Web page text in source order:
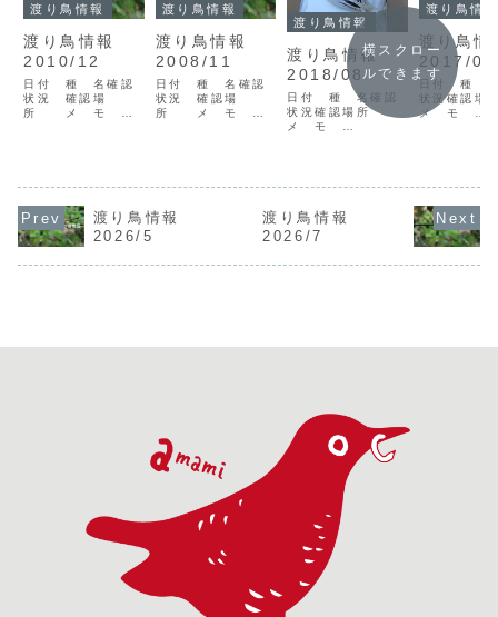
渡り鳥情報
渡り鳥情報
2010/12
日付 種 名確認
状況 確認場
所 メ モ
V1奄美市大瀬海岸
福本、山田
10/12/21カツオ
ドリV1山田<凡例
渡り鳥情報
渡り鳥情報
2008/11
日付 種 名確認
状況 確認場
所 メ モ
ウビタキV1奄美市
認（奄美大島）
08/11/07ムラサ
キサギP1瀬戸内町
渡り鳥情報
渡り鳥情報
2018/08
日付 種 名確認
状況確認場所
メ モ
台風19号による迷
行▲アカオネッタ
イチョウ（写真：
渡り鳥情
渡り鳥
2017/08
日付 種
状況確認
メ モ
レイV2宇検
<凡例> 日
例：
17/01/
横スクロー
ルできます
渡り鳥情報
2026/5
渡り鳥情報
2026/7